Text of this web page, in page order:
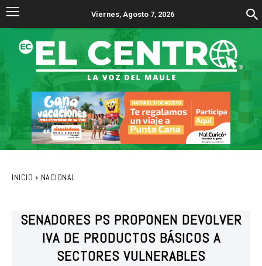
Viernes, Agosto 7, 2026
INICIO NACIONAL
SENADORES PS PROPONEN DEVOLVER
IVA DE PRODUCTOS BÁSICOS A
SECTORES VULNERABLES